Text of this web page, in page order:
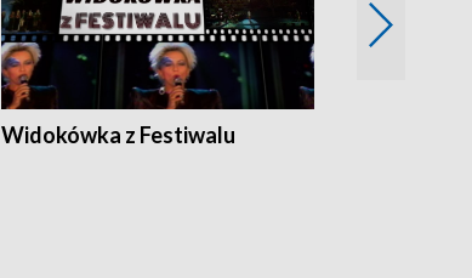
Widokówka z Festiwalu